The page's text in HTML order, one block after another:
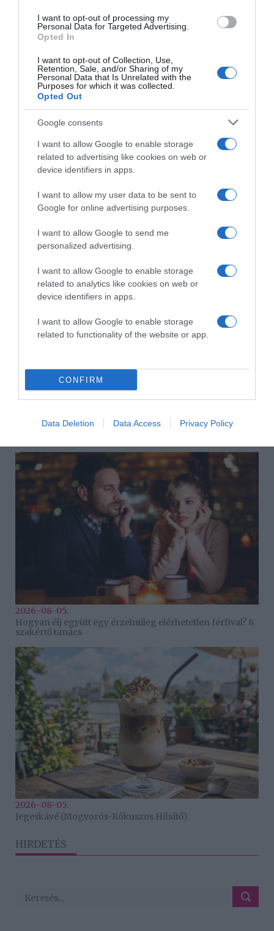
I want to opt-out of processing my
Personal Data for Targeted Advertising.
Opted In
I want to opt-out of Collection, Use,
Retention, Sale, and/or Sharing of my
Personal Data that Is Unrelated with the
Purposes for which it was collected.
Opted Out
Google consents
I want to allow Google to enable storage
related to advertising like cookies on web or
device identifiers in apps.
I want to allow my user data to be sent to
Google for online advertising purposes.
I want to allow Google to send me
personalized advertising.
I want to allow Google to enable storage
related to analytics like cookies on web or
device identifiers in apps.
I want to allow Google to enable storage
related to functionality of the website or app.
CONFIRM
Data Deletion Data Access Privacy Policy
Korábbi bejegyzések Következő bejegyzés
HASONLÓ BEJEGYZÉSEK
Lemondta esküvőjét Nemes Anna
2026-08-06.
2026-08-05.
Hogyan élj együtt egy érzelmileg elérhetetlen férfival? 8
szakértő tanács
2026-08-05.
Jegeskávé (Mogyorós-Kókuszos Hűsítő)
HIRDETÉS